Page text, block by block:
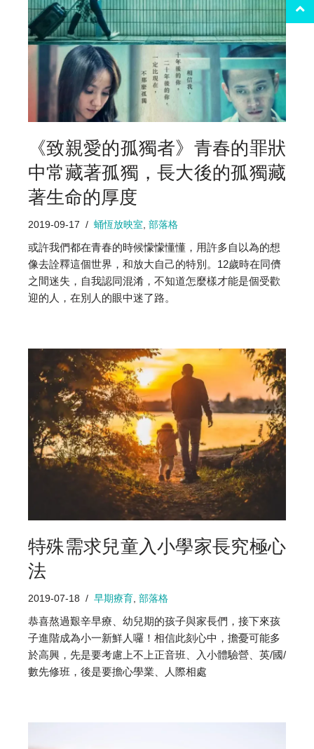
《致親愛的孤獨者》青春的罪狀
中常藏著孤獨，長大後的孤獨藏
著生命的厚度
2019-09-17 蛹恆放映室, 部落格
或許我們都在青春的時候懞懞懂懂，用許多自以為的想
像去詮釋這個世界，和放大自己的特別。12歲時在同儕
之間迷失，自我認同混淆，不知道怎麼樣才能是個受歡
迎的人，在別人的眼中迷了路。
特殊需求兒童入小學家長究極心
法
2019-07-18 早期療育, 部落格
恭喜熬過艱辛早療、幼兒期的孩子與家長們，接下來孩
子進階成為小一新鮮人囉！相信此刻心中，擔憂可能多
於高興，先是要考慮上不上正音班、入小體驗營、英/國/
數先修班，後是要擔心學業、人際相處